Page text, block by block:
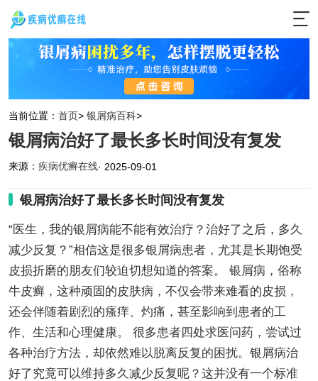
当前位置： 首页> 银屑病百科>
银屑病治好了最长多长时间没有复发
来源： 疾病优癣在线· 2025-09-01
银屑病治好了最长多长时间没有复发
“医生，我的银屑病能不能有效治疗？治好了之后，多久
减少反复？”相信这是很多银屑病患者，尤其是长期饱受
皮损折磨的朋友们较迫切想知道的答案。 银屑病，俗称
牛皮癣，这种顽固的皮肤病，不仅会带来难看的皮损，
还会伴随着剧烈的瘙痒、灼痛，甚至影响到患者的工
作、生活和心理健康。 很多患者四处求医问药，尝试过
各种治疗方法，却依然难以脱离反复的困扰。银屑病治
好了究竟可以维持多久减少反复呢？这并没有一个标准